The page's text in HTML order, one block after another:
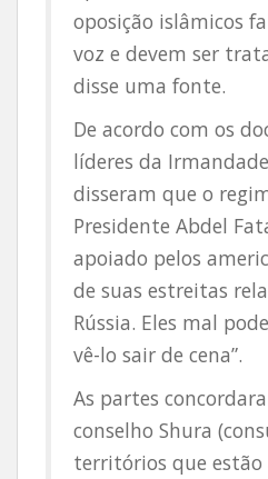
oposição islâmicos
voz e devem ser
disse uma fonte.
De acordo com os
líderes da
disseram que o
Presidente Abdel
apoiado pelos
de suas estreitas
Rússia. Eles mal
vê-lo sair de cena”.
As partes
conselho Shura
territórios que